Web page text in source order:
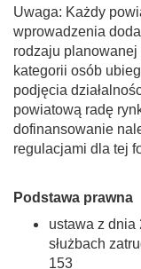
Uwaga: Każdy
wprowadzenia
rodzaju
kategorii osób
podjęcia
powiatową radę
dofinansowanie
regulacjami dla tej
Podstawa prawna
ustawa z dnia
służbach
153